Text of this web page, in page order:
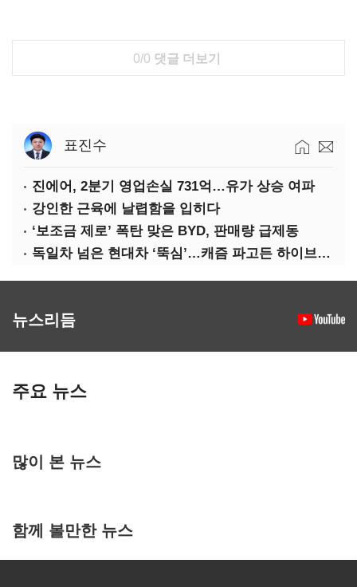
0/0 댓글 더보기
표진수
진에어, 2분기 영업손실 731억…유가 상승 여파
강인한 근육에 날렵함을 입히다
‘보조금 제로’ 폭탄 맞은 BYD, 판매량 급제동
독일차 넘은 현대차 ‘뚝심’…캐즘 파고든 하이브리드 역전극
뉴스리듬
주요 뉴스
많이 본 뉴스
함께 볼만한 뉴스